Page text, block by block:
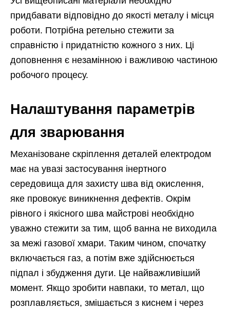
придбавати відповідно до якості металу і місця
роботи. Потрібна ретельно стежити за
справністю і придатністю кожного з них. Ці
доповнення є незамінною і важливою частиною
робочого процесу.
Налаштування параметрів
для зварювання
Механізоване скріплення деталей електродом
має на увазі застосування інертного
середовища для захисту шва від окислення,
яке провокує виникнення дефектів. Окрім
рівного і якісного шва майстрові необхідно
уважно стежити за тим, щоб ванна не виходила
за межі газової хмари. Таким чином, спочатку
включається газ, а потім вже здійснюється
підпал і збудження дуги. Це найважливіший
момент. Якщо зробити навпаки, то метал, що
розплавляється, змішається з киснем і через